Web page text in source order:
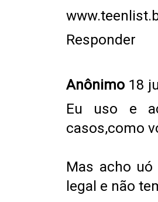
Responder
Anônimo 18
Eu uso e
casos,como
Mas acho
legal e não